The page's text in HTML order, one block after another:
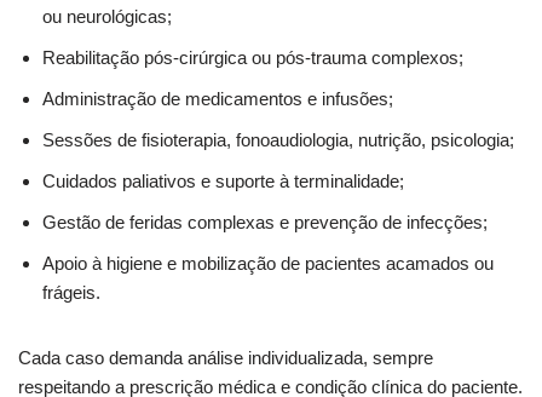
ou neurológicas;
Reabilitação pós-cirúrgica ou pós-trauma complexos;
Administração de medicamentos e infusões;
Sessões de fisioterapia, fonoaudiologia, nutrição, psicologia;
Cuidados paliativos e suporte à terminalidade;
Gestão de feridas complexas e prevenção de infecções;
Apoio à higiene e mobilização de pacientes acamados ou
frágeis.
Cada caso demanda análise individualizada, sempre
respeitando a prescrição médica e condição clínica do paciente.